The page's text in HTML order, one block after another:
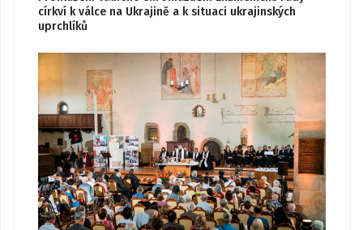
církví k válce na Ukrajině a k situaci ukrajinských
uprchlíků